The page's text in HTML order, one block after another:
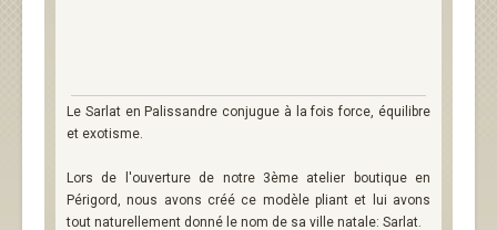
Le Sarlat en Palissandre conjugue à la fois force, équilibre
et exotisme.
Lors de l'ouverture de notre 3ème atelier boutique en
Périgord, nous avons créé ce modèle pliant et lui avons
tout naturellement donné le nom de sa ville natale: Sarlat.